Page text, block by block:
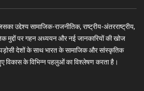
उद्देश्य सामाजिक-राजनीतिक, राष्ट्रीय-अंतरराष्ट्रीय,
मुद्दों पर गहन अध्ययन और नई जानकारियों की खोज
देशों के साथ भारत के सामाजिक और सांस्कृतिक
विकास के विभिन्न पहलुओं का विश्लेषण करता है।